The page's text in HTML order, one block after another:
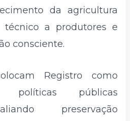
da agricultura
técnico a produtores e
consciente.
Registro como
políticas públicas
preservação